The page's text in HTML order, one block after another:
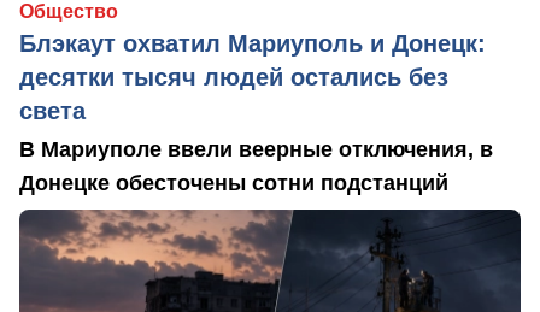
Общество
Блэкаут охватил Мариуполь и Донецк:
десятки тысяч людей остались без
света
В Мариуполе ввели веерные отключения, в
Донецке обесточены сотни подстанций